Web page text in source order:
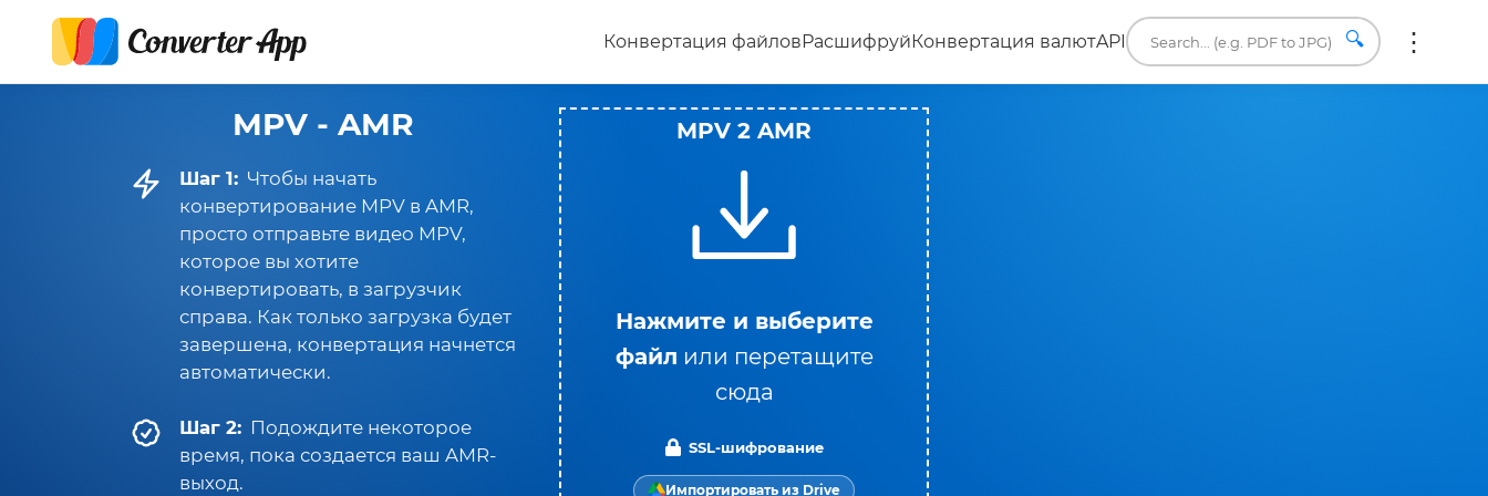
Конвертация файловРасшифруйКонвертация валютAPI 🔍
MPV - AMR
Шаг 1: Чтобы начать
конвертирование MPV в AMR,
просто отправьте видео MPV,
которое вы хотите
конвертировать, в загрузчик
справа. Как только загрузка будет
завершена, конвертация начнется
автоматически.
Шаг 2: Подождите некоторое
время, пока создается ваш AMR-
выход.
MPV 2 AMR
Нажмите и выберите
файл или перетащите
сюда
SSL-шифрование
Импортировать из Drive